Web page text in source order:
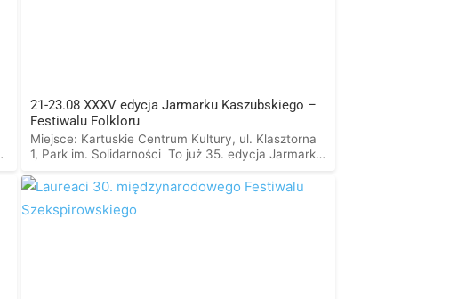
21-23.08 XXXV edycja Jarmarku Kaszubskiego –
Festiwalu Folkloru
Miejsce: Kartuskie Centrum Kultury, ul. Klasztorna
1, Park im. Solidarności To już 35. edycja Jarmarku
z nowoczesnością. Obok barwnych zespołów
folklorystycznych, twórców ludowych i
kaszubskich przysmaków czekają koncerty